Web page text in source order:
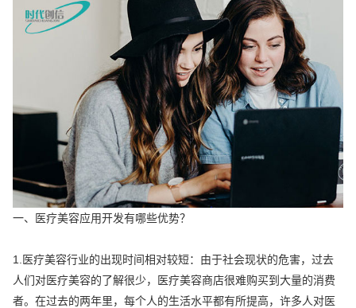
一、医疗美容应用开发有哪些优势？
1.医疗美容行业的出现时间相对较短：由于社会现状的危害，过去
人们对医疗美容的了解很少，医疗美容商店很难购买到大量的消费
者。在过去的两年里，每个人的生活水平都有所提高，许多人对医